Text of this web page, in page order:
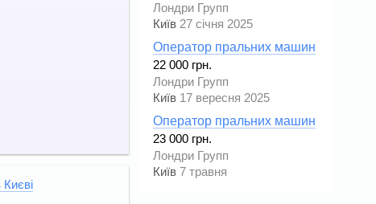
Києві
Лондри Групп
Київ 27 січня 2025
Оператор пральних машин
22 000 грн.
Лондри Групп
Київ 17 вересня 2025
Оператор пральних машин
23 000 грн.
Лондри Групп
Київ 7 травня